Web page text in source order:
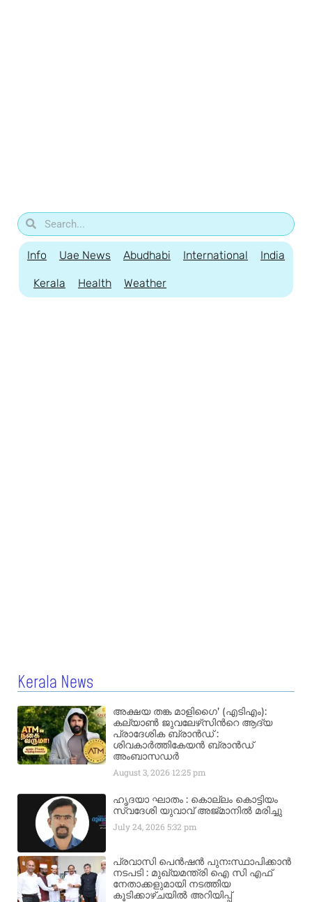
Info Uae News Abudhabi International India
Kerala Health Weather
Kerala News
അക്ഷയ തങ്ക മാളിഗൈ’ (എടിഎം):
കല്യാണ്‍ ജുവലേഴ്‌സിന്‍റെ ആദ്യ
പ്രാദേശിക ബ്രാന്‍ഡ് :
ശിവകാര്‍ത്തികേയന്‍ ബ്രാന്‍ഡ്
അംബാസഡര്‍
August 3, 2026 12:25 pm
ഹൃദയാ ഘാതം : കൊല്ലം കൊട്ടിയം
സ്വദേശി യുവാവ് അജ്മാനിൽ മരിച്ചു
July 24, 20265:32 pm
പ്രവാസി പെൻഷൻ പുനഃസ്ഥാപിക്കാൻ
നടപടി : മുഖ്യമന്ത്രി ഐ സി എഫ്
നേതാക്കളുമായി നടത്തിയ
കൂടിക്കാഴ്ചയിൽ അറിയിപ്പ്